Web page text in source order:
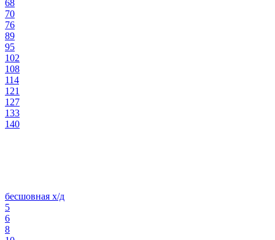
68
70
76
89
95
102
108
114
121
127
133
140
бесшовная х/д
5
6
8